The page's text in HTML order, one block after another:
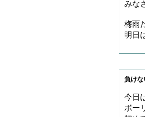
みな
梅雨
明日
負けな
今日
ボー